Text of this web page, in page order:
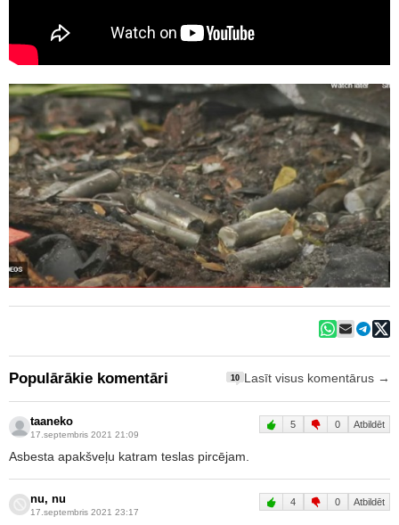
Populārākie komentāri 10 Lasīt visus komentārus →
taaneko
17.septembris 2021 21:09
5 0 Atbildēt
Asbesta apakšveļu katram teslas pircējam.
nu, nu
17.septembris 2021 23:17
4 0 Atbildēt